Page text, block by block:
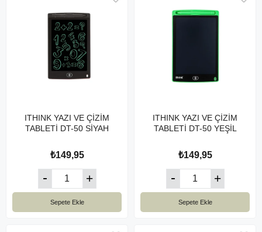
ITHINK YAZI VE ÇİZİM
TABLETİ DT-50 SİYAH
₺149,95
Sepete Ekle
ITHINK YAZI VE ÇİZİM
TABLETİ DT-50 YEŞİL
₺149,95
Sepete Ekle